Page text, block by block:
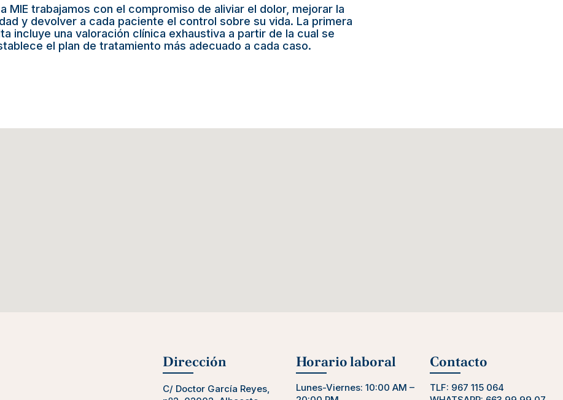
MIE trabajamos con el compromiso de aliviar el dolor, mejorar la
y devolver a cada paciente el control sobre su vida. La primera
incluye una valoración clínica exhaustiva a partir de la cual se
el plan de tratamiento más adecuado a cada caso.
Dirección
C/ Doctor García Reyes,
Horario laboral
Lunes-Viernes: 10:00 AM –
Contacto
TLF: 967 115 064